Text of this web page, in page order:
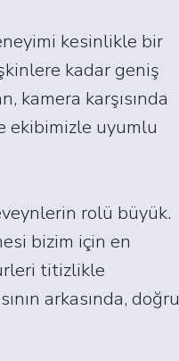
kesinlikle bir
kadar geniş
kamera karşısında
ekibimizle uyumlu
rolü büyük.
bizim için en
titizlikle
arkasında, doğru